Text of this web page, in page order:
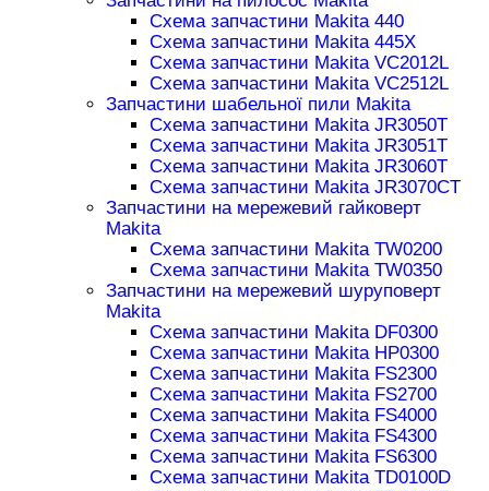
Схема запчастини Makita 440
Схема запчастини Makita 445X
Схема запчастини Makita VC2012L
Схема запчастини Makita VC2512L
Запчастини шабельної пили Makita
Схема запчастини Makita JR3050T
Схема запчастини Makita JR3051T
Схема запчастини Makita JR3060T
Схема запчастини Makita JR3070CT
Запчастини на мережевий гайковерт
Makita
Схема запчастини Makita TW0200
Схема запчастини Makita TW0350
Запчастини на мережевий шуруповерт
Makita
Схема запчастини Makita DF0300
Схема запчастини Makita HP0300
Схема запчастини Makita FS2300
Схема запчастини Makita FS2700
Схема запчастини Makita FS4000
Схема запчастини Makita FS4300
Схема запчастини Makita FS6300
Схема запчастини Makita TD0100D